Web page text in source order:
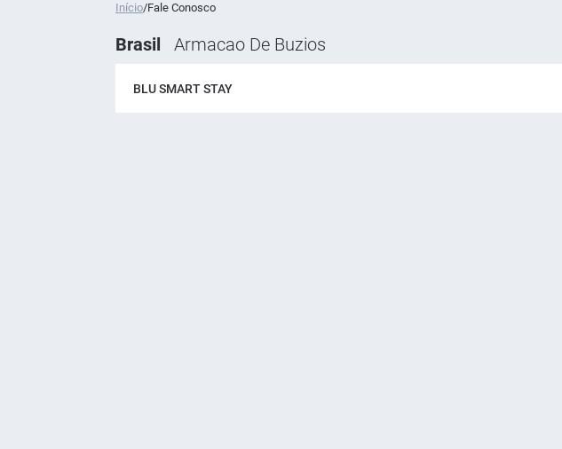
Início/Fale Conosco
Brasil Armacao De Buzios
BLU SMART STAY